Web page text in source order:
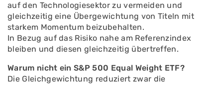
auf den Technologiesektor zu vermeiden und
gleichzeitig eine Übergewichtung von Titeln mit
starkem Momentum beizubehalten.
In Bezug auf das Risiko nahe am Referenzindex
bleiben und diesen gleichzeitig übertreffen.
Warum nicht ein S&P 500 Equal Weight ETF?
Die Gleichgewichtung reduziert zwar die